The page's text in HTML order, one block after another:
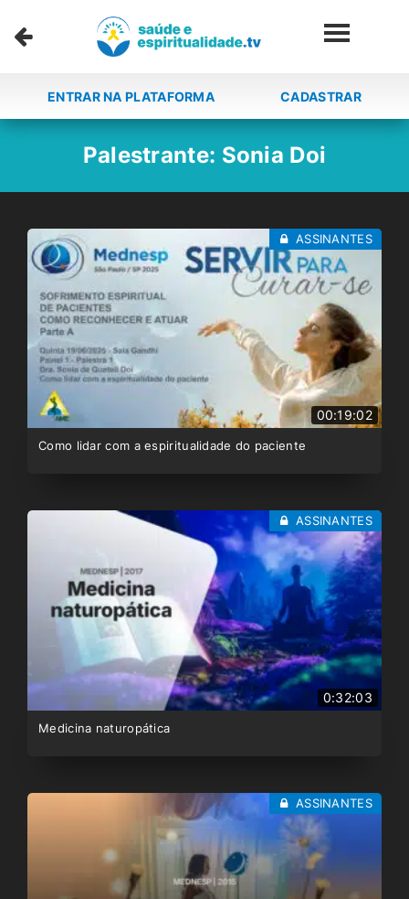
ENTRAR NA PLATAFORMA CADASTRAR
Palestrante: Sonia Doi
00:19:02
Como lidar com a espiritualidade do paciente
ASSINANTES
0:32:03
Medicina naturopática
ASSINANTES
ASSINANTES